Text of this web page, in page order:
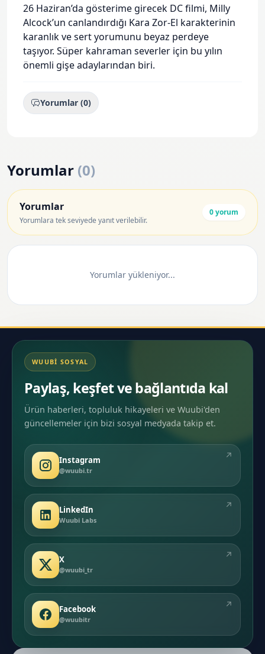
Description
26 Haziran’da gösterime girecek DC filmi, Milly
Alcock’un canlandırdığı Kara Zor-El karakterinin
karanlık ve sert yorumunu beyaz perdeye
taşıyor. Süper kahraman severler için bu yılın
önemli gişe adaylarından biri.
Yorumlar (0)
Yorumlar (0)
Yorumlar
Yorumlara tek seviyede yanıt verilebilir.
0yorum
Yorumlar yükleniyor...
WUUBI SOSYAL
Paylaş, keşfet ve bağlantıda kal
Ürün haberleri, topluluk hikayeleri ve Wuubi'den
güncellemeler için bizi sosyal medyada takip et.
Instagram
@wuubi.tr
↗
LinkedIn
Wuubi Labs
↗
X
@wuubi_tr
↗
Facebook
@wuubitr
↗